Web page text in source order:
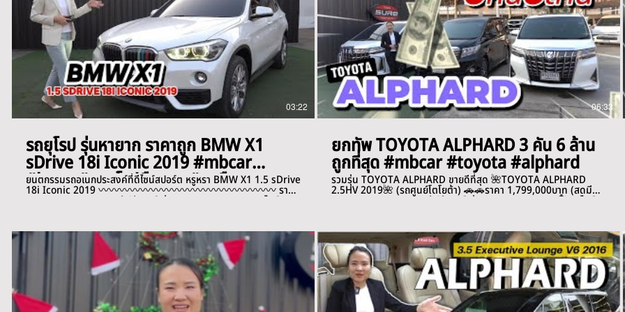
03:22
รถยุโรป รุ่นหายาก ราคาถูก BMW X1
sDrive 18i Iconic 2019 #mbcar
#bmw #รถยุโรปมือสอง #รถมือสอง
ยนตกรรมรถอเนกประสงค์ที่ดีไซน์สปอร์ต หรูหรา BMW X1 1.5 sDrive
18i Iconic 2019 〰️〰️〰️〰️〰️〰️〰️〰️〰️〰️〰️〰️〰️〰️〰️〰️〰️ ราคา
พร้อมราวหลังคาสีดำ ✅เกียร์อัตโนมัติแบบ Steptronic Dual Clutch
7 จังหวะ ✅พวงมาลัยไฟฟ้าปรับน้ำหนักตามความเร็วขณะขับขี่
Servotronic ✅พวงมาลัย Multifunction ✅ระบบช่วยนำรถเข้าจอด
อัตโนมัติ ✅ไฟหน้า พร้อมไฟเลี้ยวแบบ LED ✅ไฟตัดหมอกคู่หน้า ✅ระบบ
ปัดน้ำฝนแบบอัตโนมัติ Rain Sensor ✅ระบบเปิด-ปิดฝาท้าย ด้วยระบบ
ไฟฟ้า ✅กระจกมองข้าง ปรับและพับด้วยไฟฟ้า ✅กระจกมองข้าง ปรับมุม
ต่ำเมื่อเข้าเกียร์ถอยหลัง ฝั่งผู้โดยสาร ✅กระจกมองหลัง แบบปรับลด
แสงอัตโนมัติ ✅เบาะนั่งปรับด้วยไฟฟ้า ✅เบาะนั่งคนขับ พร้อมระบบ
06:33
ยกทัพ TOYOTA ALPHARD 3 คัน 6 ล้าน
ถูกที่สุด #mbcar #toyota #alphard
รวมรุ่น TOYOTA ALPHARD ขายดีที่สุด 🌺TOYOTA ALPHARD
2.5HV 2019🌺 (รถศูนย์โตโยต้า) 🚗🚗ราคา 1,799,000บาท (สดมี
vat 7% )🚗🚗 ⭐️เครดิตดีฟรีดาวน์ ผ่อน 36,xxx /84งวด ⏱️เลขไมล์
🚗ราคาสุดคุ้มวันนี้ 1,899,000บาท (สดมี vat 7% )🚗🚗 ⭐️เครดิตดี
ฟรีดาวน์ ผ่อน 38,xxx /72งวด ⏱️เลขไมล์ 145,000 km. 〰️〰️〰️〰️
〰️〰️〰️〰️〰️〰️〰️〰️〰️〰️〰️ 🚗TOYOTA ALPHARD 2.5 SC
PACKAGE 2021🚗 ราคา 2,490,000บาท ⭐️เครดิตดีฟรีดาวน์ ผ่อน
50,xxx /84งวด ⏱️เลขไมล์ 95,xxx km. เข้าศูนย์เชคระยะตลอด 🚨
ติดต่อสอบถามเพิ่มเติมได้ที่ MB CAR 🚨 🆔 Line ID: 0806107000
คุณมาย 📲 ติดต่อ 093-7465665 คุณมาย 〰️〰️〰️〰️〰️〰️〰️〰️〰️
〰️〰️〰️〰️〰️〰️〰️〰️ ✅ฟรี❗️บริการช่วยเหลือฉุกเฉิน 90 วัน ไม่เกิน 20